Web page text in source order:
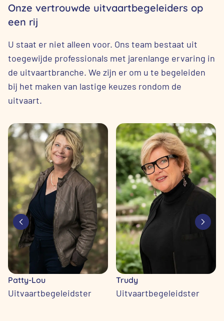
Onze vertrouwde uitvaartbegeleiders op
een rij
U staat er niet alleen voor. Ons team bestaat uit
toegewijde professionals met jarenlange ervaring in
de uitvaartbranche. We zijn er om u te begeleiden
bij het maken van lastige keuzes rondom de
uitvaart.
Patty-Lou
Uitvaartbegeleidster
Trudy
Uitvaartbegeleidster